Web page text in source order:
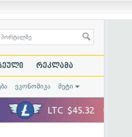
რეკლამა
ეკონომიკა მეტი